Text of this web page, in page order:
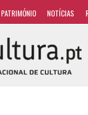
PATRIMÓNIO NOTÍCIAS